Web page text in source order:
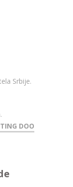
Srbije.
DOO